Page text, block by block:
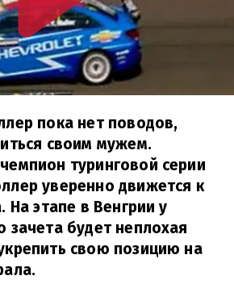
пока нет поводов,
своим мужем.
туринговой серии
уверенно движется к
На этапе в Венгрии у
зачета будет неплохая
свою позицию на